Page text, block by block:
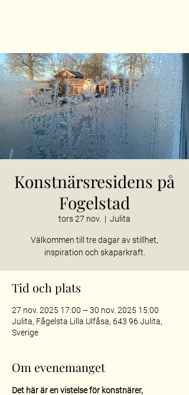
Konstnärsresidens på
Fogelstad
tors 27 nov.
  |
Julita
Välkommen till tre dagar av stillhet,
inspiration och skaparkraft.
Tid och plats
27 nov. 2025 17:00 – 30 nov. 2025 15:00
Julita, Fågelsta Lilla Ulfåsa, 643 96 Julita,
Sverige
Om evenemanget
Det här är en vistelse för konstnärer,